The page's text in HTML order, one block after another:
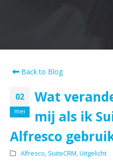
Back to Blog
02
mei
Wat
mij als ik
Alfresco
Alfresco, SuiteCRM,Uitgelicht